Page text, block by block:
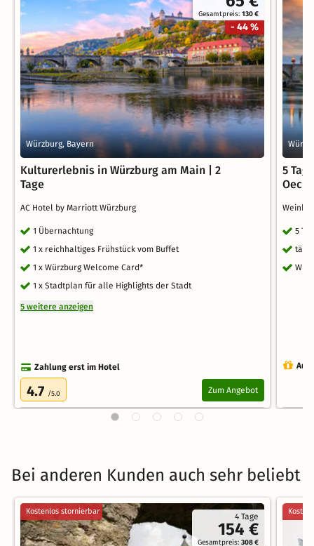
Gesamtpreis:130 €
- 44 %
Würzburg, Bayern
Kulturerlebnis in Würzburg am Main | 2
Tage
AC Hotel by Marriott Würzburg
1 Übernachtung
1 x reichhaltiges Frühstück vom Buffet
1 x Würzburg Welcome Card*
1 x Stadtplan für alle Highlights der Stadt
5 weitere anzeigen
Zahlung erst im Hotel
4.7 /5.0 Zum Angebot
5
5
Bei anderen Kunden auch sehr beliebt
4 Tage
154 €
Gesamtpreis:308 €
Kostenlos stornierbar